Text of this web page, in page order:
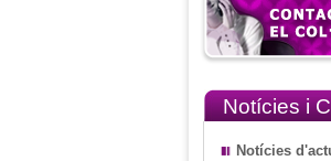
Notícies i
Notícies